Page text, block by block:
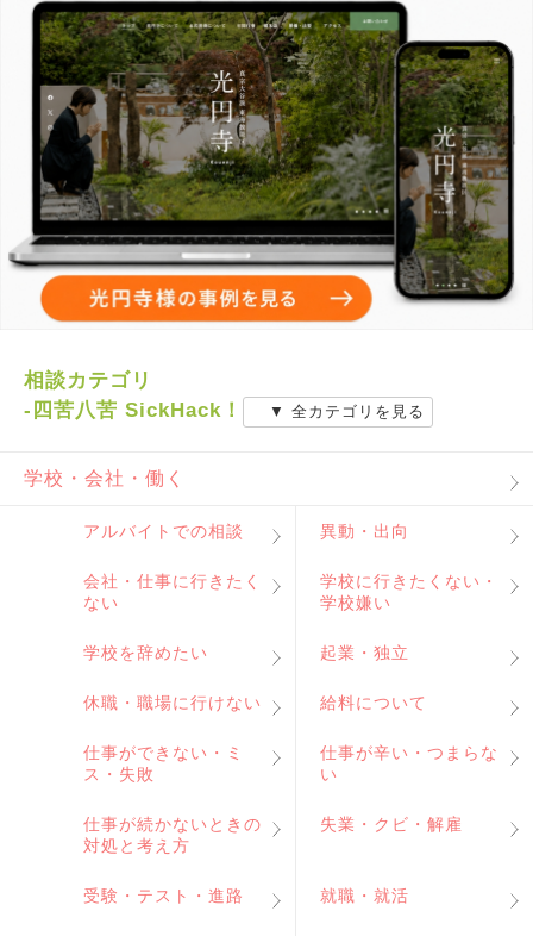
相談カテゴリ
-四苦八苦 SickHack！
▼ 全カテゴリを見る
学校・会社・働く
アルバイトでの相談 異動・出向
会社・仕事に行きたく
ない
学校に行きたくない・
学校嫌い
学校を辞めたい 起業・独立
休職・職場に行けない 給料について
仕事ができない・ミ
ス・失敗
仕事が辛い・つまらな
い
仕事が続かないときの
対処と考え方
失業・クビ・解雇
受験・テスト・進路 就職・就活